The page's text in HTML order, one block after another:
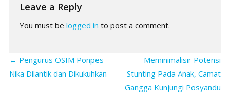
Leave a Reply
You must be logged in to post a comment.
← Pengurus OSIM Ponpes
Nika Dilantik dan Dikukuhkan
Meminimalisir Potensi
Stunting Pada Anak, Camat
Gangga Kunjungi Posyandu